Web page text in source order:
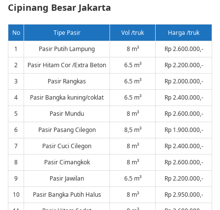
Cipinang Besar Jakarta
No Tipe Pasir Vol /truk
Harga /truk
1
Pasir Putih Lampung 8 m³
Rp 2.600.000,-
2
Pasir Hitam Cor /Extra Beton 6.5 m³
Rp 2.200.000,-
3
Pasir Rangkas 6.5 m³
Rp 2.000.000,-
4
Pasir Bangka kuning/coklat 6.5 m³
Rp 2.400.000,-
5
Pasir Mundu 8 m³
Rp 2.600.000,-
6
Pasir Pasang Cilegon 8,5 m³
Rp 1.900.000,-
7
Pasir Cuci Cilegon 8 m³
Rp 2.400.000,-
8
Pasir Cimangkok 8 m³
Rp 2.600.000,-
9
Pasir Jawilan 6.5 m³
Rp 2.200.000,-
10
Pasir Bangka Putih Halus 8 m³
Rp 2.950.000,-